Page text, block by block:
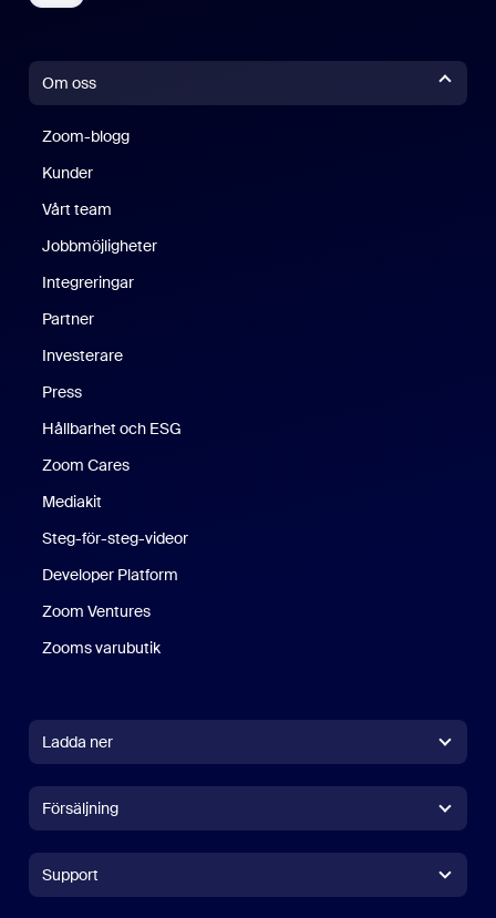
Om oss
Zoom-blogg
Kunder
Vårt team
Jobbmöjligheter
Integreringar
Partner
Investerare
Press
Hållbarhet och ESG
Zoom Cares
Mediakit
Steg-för-steg-videor
Developer Platform
Zoom Ventures
Zooms varubutik
Ladda ner
Zoom Rooms-appZoom Rooms-app
Zoom Rooms Controller
Försäljning
Contact Sales
Support
Support